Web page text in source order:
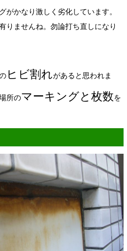
がかなり激しく劣化しています。
りませんね。勿論打ち直しになり
ヒビ割れがあると思われま
所のマーキングと枚数を